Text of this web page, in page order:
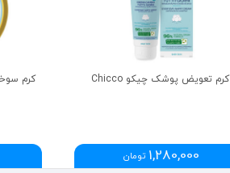
کرم تعویض پوشک چیکو Chicco
1,280,000 تومان